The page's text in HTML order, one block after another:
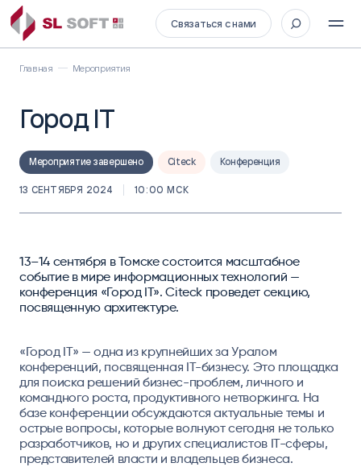
Связаться с нами
Главная Мероприятия
Город IT
Мероприятие завершено Citeck Конференция
13 СЕНТЯБРЯ 2024 10:00 МСК
13–14 сентября в Томске состоится масштабное
событие в мире информационных технологий —
конференция «Город IT». Citeck проведет секцию,
посвященную архитектуре.
«Город IT» — одна из крупнейших за Уралом
конференций, посвященная IT-бизнесу. Это площадка
для поиска решений бизнес-проблем, личного и
командного роста, продуктивного нетворкинга. На
базе конференции обсуждаются актуальные темы и
острые вопросы, которые волнуют сегодня не только
разработчиков, но и других специалистов IТ-сферы,
представителей власти и владельцев бизнеса.